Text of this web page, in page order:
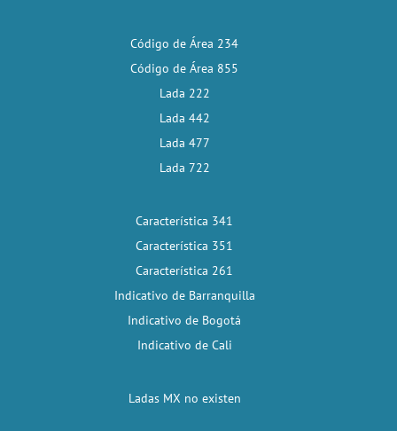
Código de Área 234
Código de Área 855
Lada 222
Lada 442
Lada 477
Lada 722
Característica 341
Característica 351
Característica 261
Indicativo de Barranquilla
Indicativo de Bogotá
Indicativo de Cali
Ladas MX no existen